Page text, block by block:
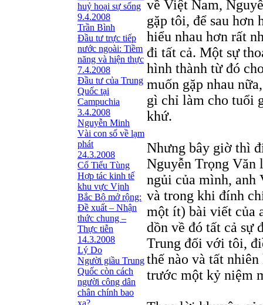
huỷ hoại sự sống
9.4.2008
Trần Bình
Đầu tư trực tiếp
nước ngoài: Tiềm
năng và hiện thực
7.4.2008
Đầu tư của Trung
Quốc tại
Campuchia
3.4.2008
Nguyễn Minh
Vài con số về lạm
phát
24.3.2008
Cổ Tiểu Tùng
Hợp tác kinh tế
khu vực Vịnh
Bắc Bộ mở rộng:
Đề xuất – Nhận
thức chung –
Thực tiễn
14.3.2008
Lý Do
Người giầu Trung
Quốc còn cách
người công dân
chân chính bao
xa?
về Việt Nam,
gặp tôi, để sau
hiểu nhau hơn rất
đi tất cả. Một sự
hình thành từ đó
muốn gặp nhau
gì chỉ làm cho tuổi
khứ.
Nhưng bây giờ thì
Nguyễn Trọng Văn
ngủi của mình, anh
và trong khi đính
một ít) bài viết của
dồn về đó tất cả sự
Trung đối với tôi,
thế nào và tất
trước một kỷ niệm